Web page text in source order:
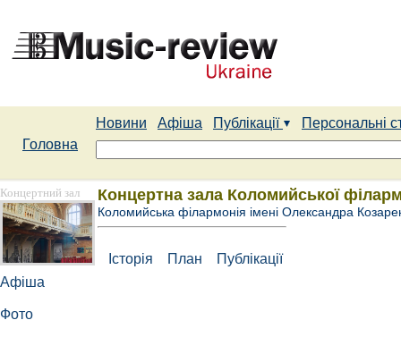
Новини Афіша Публікації
Персональні
Головна
Концертний зал
Афіша
Фото
Концертна зала Коломийської
Коломийська філармонія імені Олександра
Історія План Публікації